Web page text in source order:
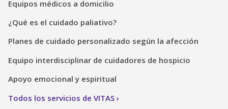
Equipos médicos a domicilio
¿Qué es el cuidado paliativo?
Planes de cuidado personalizado según la afección
Equipo interdisciplinar de cuidadores de hospicio
Apoyo emocional y espiritual
Todos los servicios de VITAS